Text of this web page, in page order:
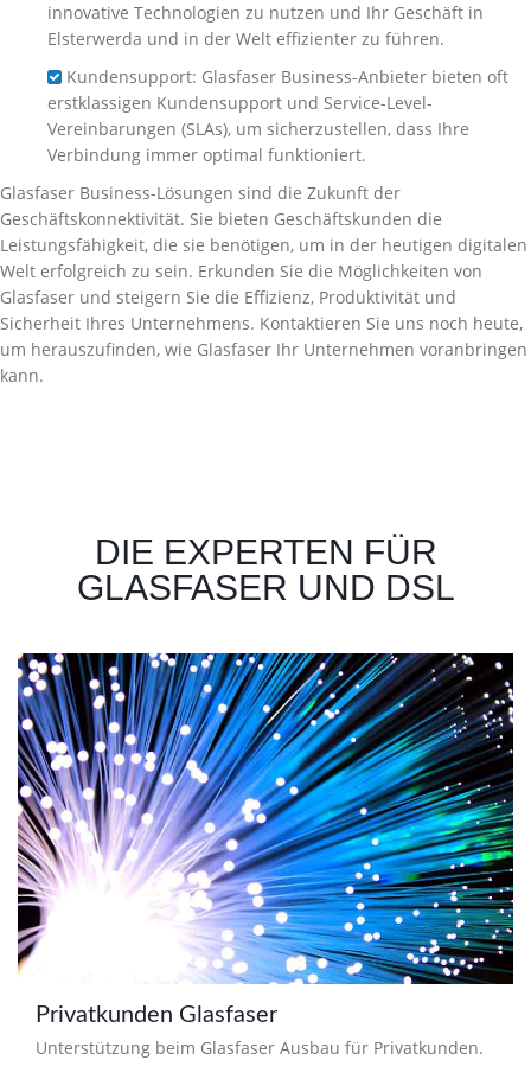
innovative Technologien zu nutzen und Ihr Geschäft in
Elsterwerda und in der Welt effizienter zu führen.
Kundensupport: Glasfaser Business-Anbieter bieten oft
erstklassigen Kundensupport und Service-Level-
Vereinbarungen (SLAs), um sicherzustellen, dass Ihre
Verbindung immer optimal funktioniert.
Glasfaser Business-Lösungen sind die Zukunft der
Geschäftskonnektivität. Sie bieten Geschäftskunden die
Leistungsfähigkeit, die sie benötigen, um in der heutigen digitalen
Welt erfolgreich zu sein. Erkunden Sie die Möglichkeiten von
Glasfaser und steigern Sie die Effizienz, Produktivität und
Sicherheit Ihres Unternehmens. Kontaktieren Sie uns noch heute,
um herauszufinden, wie Glasfaser Ihr Unternehmen voranbringen
kann.
DIE EXPERTEN FÜR
GLASFASER UND DSL
Privatkunden Glasfaser
Unterstützung beim Glasfaser Ausbau für Privatkunden.